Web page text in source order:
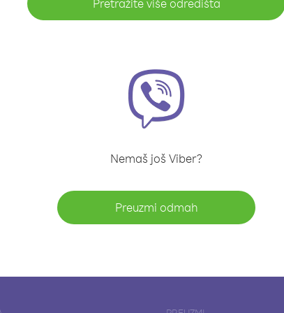
Pretražite više odredišta
Nemaš još Viber?
Preuzmi odmah